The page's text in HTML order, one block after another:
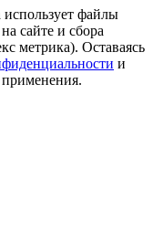
использует файлы
сайте и сбора
метрика). Оставаясь
и